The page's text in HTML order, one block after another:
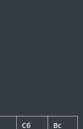
Сб Вс